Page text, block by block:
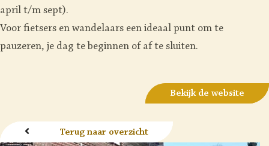
april t/m sept).
Voor fietsers en wandelaars een ideaal punt om te
pauzeren, je dag te beginnen of af te sluiten.
Bekijk de website
Terug naar overzicht